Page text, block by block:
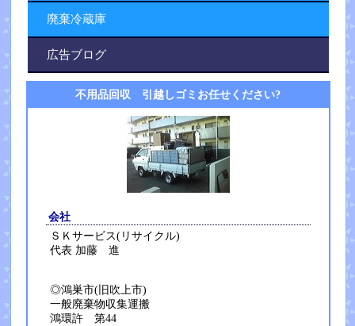
廃棄冷蔵庫
広告ブログ
不用品回収 引越しゴミお任せください?
会社
ＳＫサービス(リサイクル)
代表 加藤 進
◎鴻巣市(旧吹上市)
一般廃棄物収集運搬
鴻環許 第44